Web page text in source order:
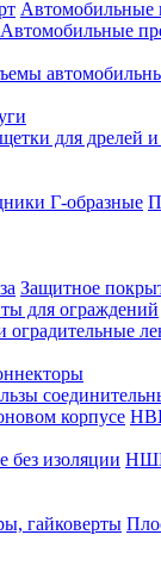
Автомобильные
Автомобильные
для
Г-образные
Защитное
для ограждений
оградительные
корпусе
без изоляции НШВ
гайковерты